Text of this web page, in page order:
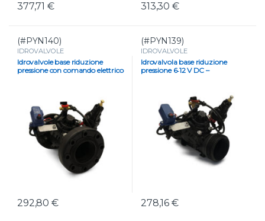
377,71€ 313,30€
(#PYN140)
IDROVALVOLE
Idrovalvole base riduzione
pressione con comando elettrico
292,80€
(#PYN139)
IDROVALVOLE
Idrovalvola base riduzione
pressione 6‑12 V DC –
278,16€